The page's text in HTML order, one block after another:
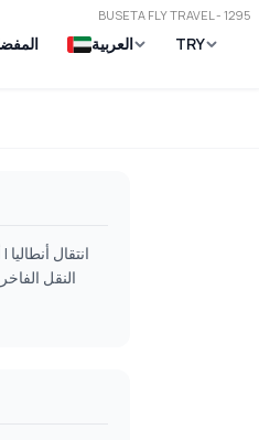
BUSETA FLY TRAVEL - 1295
العربية TRY
انتقال
النقل